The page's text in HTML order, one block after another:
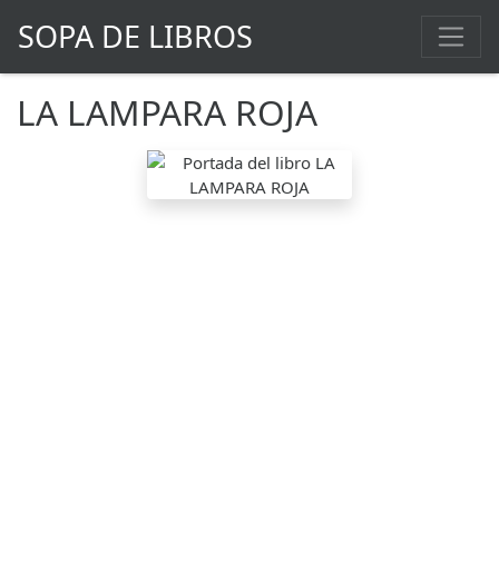
SOPA DE LIBROS
LA LAMPARA ROJA